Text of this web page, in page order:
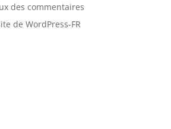
des commentaires
de WordPress-FR